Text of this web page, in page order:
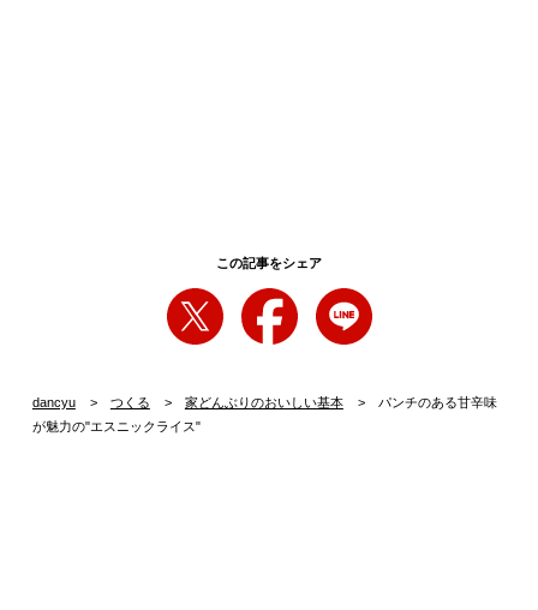
この記事をシェア
dancyu つくる 家どんぶりのおいしい基本
パンチのある甘辛味
が魅力の"エスニックライス"